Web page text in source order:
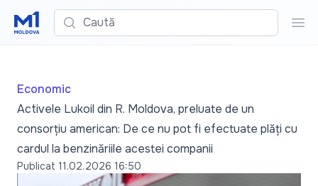
Caută
Economic
Activele Lukoil din R. Moldova, preluate de un
consorțiu american: De ce nu pot fi efectuate plăți cu
cardul la benzinăriile acestei companii
Publicat 11.02.2026 16:50